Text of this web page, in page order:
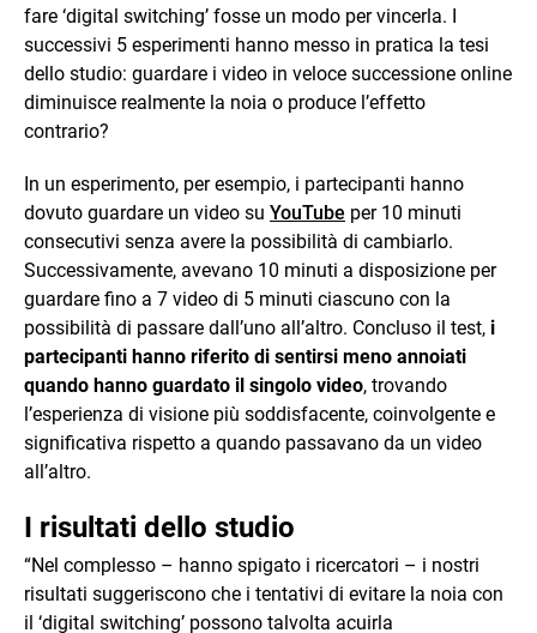
fare ‘digital switching’ fosse un modo per vincerla. I
successivi 5 esperimenti hanno messo in pratica la tesi
dello studio: guardare i video in veloce successione online
diminuisce realmente la noia o produce l’effetto
contrario?
In un esperimento, per esempio, i partecipanti hanno
dovuto guardare un video su YouTube per 10 minuti
consecutivi senza avere la possibilità di cambiarlo.
Successivamente, avevano 10 minuti a disposizione per
guardare fino a 7 video di 5 minuti ciascuno con la
possibilità di passare dall’uno all’altro. Concluso il test, i
partecipanti hanno riferito di sentirsi meno annoiati
quando hanno guardato il singolo video, trovando
l’esperienza di visione più soddisfacente, coinvolgente e
significativa rispetto a quando passavano da un video
all’altro.
I risultati dello studio
“Nel complesso – hanno spigato i ricercatori – i nostri
risultati suggeriscono che i tentativi di evitare la noia con
il ‘digital switching’ possono talvolta acuirla